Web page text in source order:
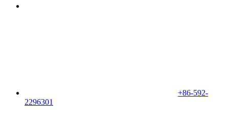
+86-592-
2296301